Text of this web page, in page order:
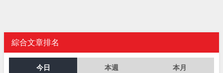
綜合文章排名
今日 本週 本月